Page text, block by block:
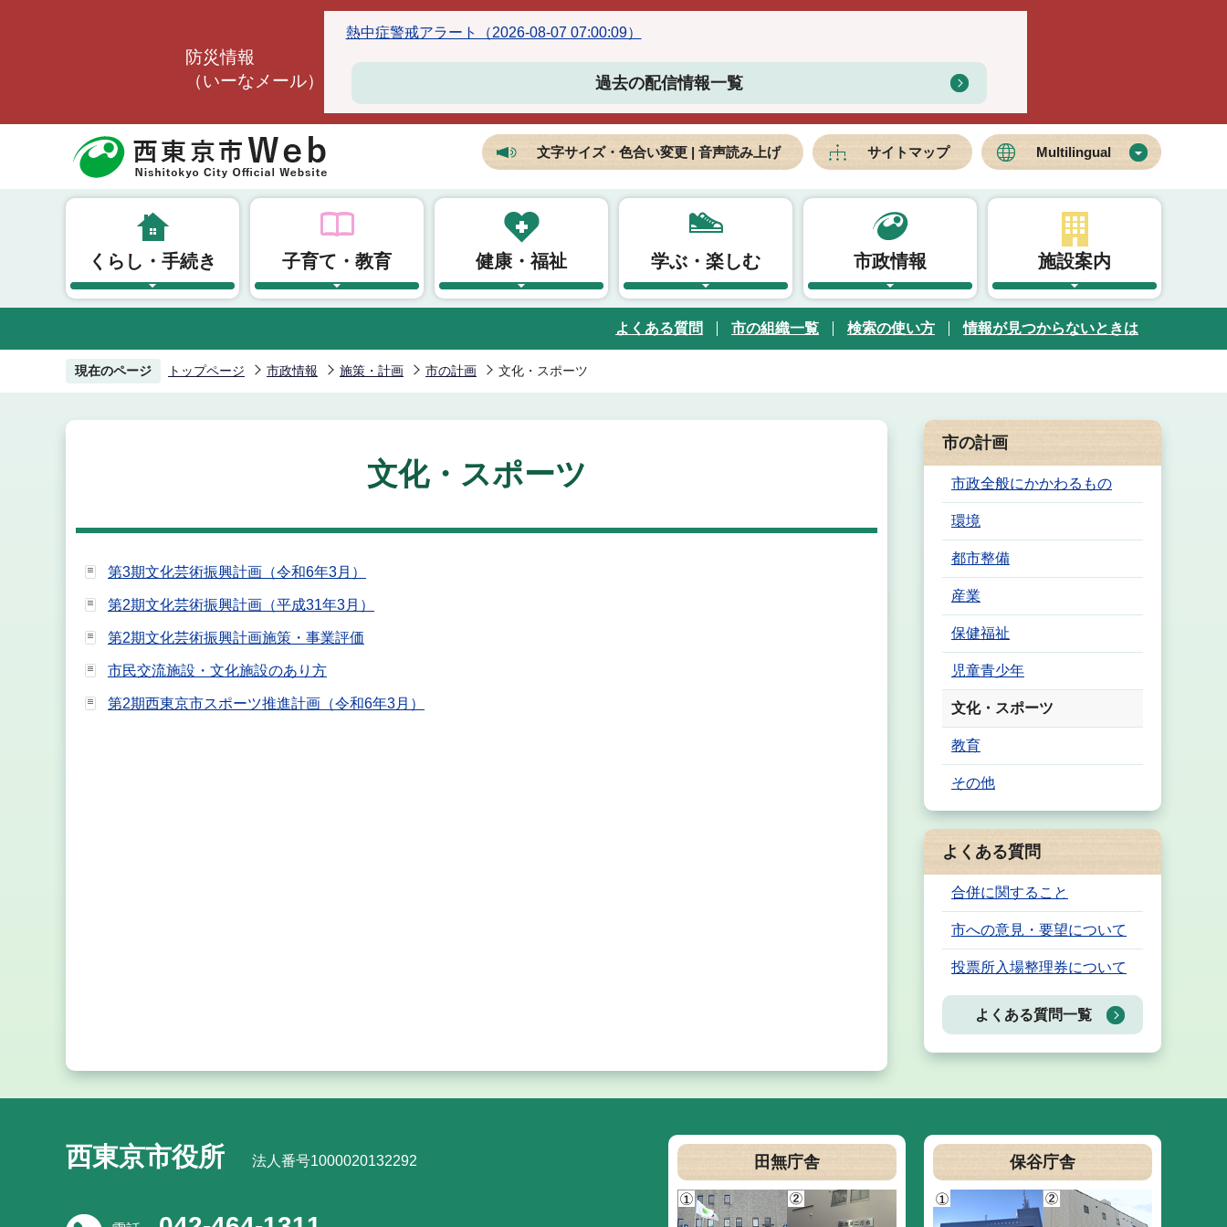
防災情報
（いーなメール）
熱中症警戒アラート（2026-08-07 07:00:09）
過去の配信情報一覧
文字サイズ・色合い変更 | 音声読み上げ サイトマップ Multilingual
くらし・手続き 子育て・教育 健康・福祉 学ぶ・楽しむ 市政情報 施設案内
よくある質問 市の組織一覧 検索の使い方 情報が見つからないときは
現在のページ トップページ 市政情報 施策・計画 市の計画 文化・スポーツ
文化・スポーツ
第3期文化芸術振興計画（令和6年3月）
第2期文化芸術振興計画（平成31年3月）
第2期文化芸術振興計画施策・事業評価
市民交流施設・文化施設のあり方
第2期西東京市スポーツ推進計画（令和6年3月）
市の計画
市政全般にかかわるもの
環境
都市整備
産業
保健福祉
児童青少年
文化・スポーツ
教育
その他
よくある質問
合併に関すること
市への意見・要望について
投票所入場整理券について
よくある質問一覧
西東京市役所 法人番号1000020132292 田無庁舎 保谷庁舎